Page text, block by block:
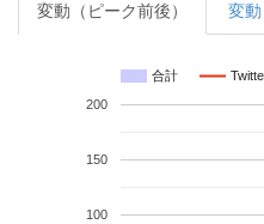
変動（ピーク前後） 変動
合計
100
150
200